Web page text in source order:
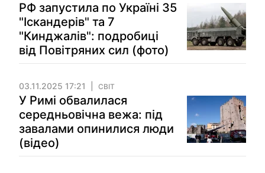
РФ запустила по Україні 35
"Іскандерів" та 7
"Кинджалів": подробиці
від Повітряних сил (фото)
03.11.2025 17:21 СВІТ
У Римі обвалилася
середньовічна вежа: під
завалами опинилися люди
(відео)